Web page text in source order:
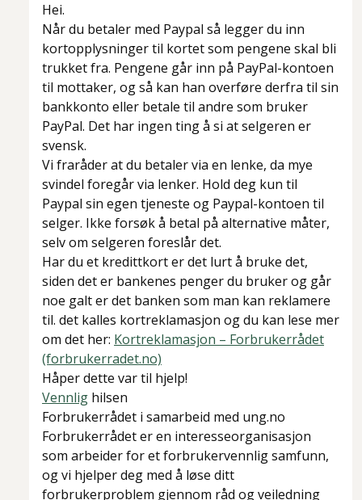
Hei.
Når du betaler med Paypal så legger du inn
kortopplysninger til kortet som pengene skal bli
trukket fra. Pengene går inn på PayPal-kontoen
til mottaker, og så kan han overføre derfra til sin
bankkonto eller betale til andre som bruker
PayPal. Det har ingen ting å si at selgeren er
svensk.
Vi fraråder at du betaler via en lenke, da mye
svindel foregår via lenker. Hold deg kun til
Paypal sin egen tjeneste og Paypal-kontoen til
selger. Ikke forsøk å betal på alternative måter,
selv om selgeren foreslår det.
Har du et kredittkort er det lurt å bruke det,
siden det er bankenes penger du bruker og går
noe galt er det banken som man kan reklamere
til. det kalles kortreklamasjon og du kan lese mer
om det her: Kortreklamasjon – Forbrukerrådet
(forbrukerradet.no)
Håper dette var til hjelp!
Vennlig hilsen
Forbrukerrådet i samarbeid med ung.no
Forbrukerrådet er en interesseorganisasjon
som arbeider for et forbrukervennlig samfunn,
og vi hjelper deg med å løse ditt
forbrukerproblem gjennom råd og veiledning